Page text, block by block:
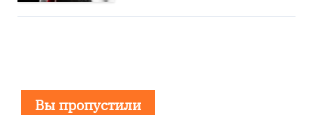
Вы пропустили